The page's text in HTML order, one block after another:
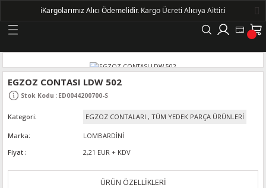
Geri Dön
EGZOZ CONTASI LDW 502
Stok Kodu : ED0044200700-S
Kategori EGZOZ CONTALARI , TÜM YEDEK PARÇA ÜRÜNLERİ
Marka
LOMBARDİNİ
Fiyat
2,21 EUR + KDV
ÜRÜN ÖZELLİKLERİ
ℹ️Kargolarımız Alıcı Ödemelidir. Kargo Ücreti Alıcıya Aittir.ℹ️